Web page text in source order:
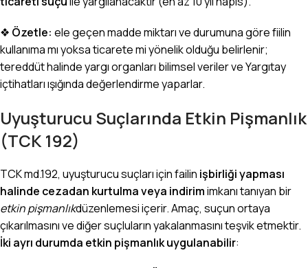
❖ Özetle: ele geçen madde miktarı ve durumuna göre fiilin
kullanıma mı yoksa ticarete mi yönelik olduğu belirlenir;
tereddüt halinde yargı organları bilimsel veriler ve Yargıtay
içtihatları ışığında değerlendirme yaparlar.
Uyuşturucu Suçlarında Etkin Pişmanlık
(TCK 192)
TCK md.192, uyuşturucu suçları için failin işbirliği yapması
halinde cezadan kurtulma veya indirimimkanı tanıyan bir
etkin pişmanlıkdüzenlemesi içerir. Amaç, suçun ortaya
çıkarılmasını ve diğer suçluların yakalanmasını teşvik etmektir.
İki ayrı durumda etkin pişmanlık uygulanabilir: